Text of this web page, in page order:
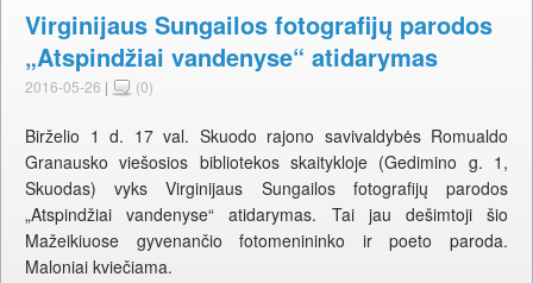
Virginijaus Sungailos fotografijų parodos
„Atspindžiai vandenyse“ atidarymas
2016-05-26 | (0)
Birželio 1 d. 17 val. Skuodo rajono savivaldybės Romualdo
Granausko viešosios bibliotekos skaitykloje (Gedimino g. 1,
Skuodas) vyks Virginijaus Sungailos fotografijų parodos
„Atspindžiai vandenyse“ atidarymas. Tai jau dešimtoji šio
Mažeikiuose gyvenančio fotomenininko ir poeto paroda.
Maloniai kviečiama.